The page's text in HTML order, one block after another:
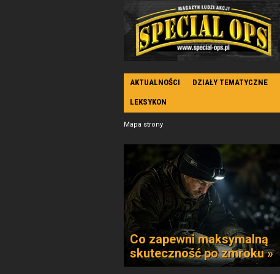
AKTUALNOŚCI DZIAŁY TEMATYCZNE
LEKSYKON
Mapa strony
Co zapewni maksymalną
skuteczność po zmroku »